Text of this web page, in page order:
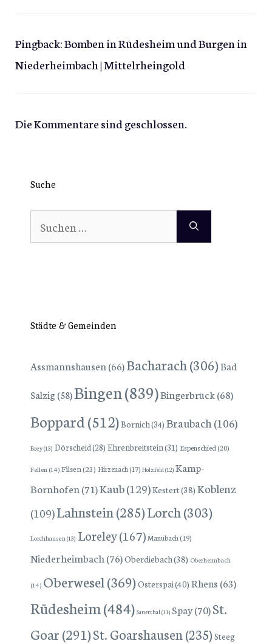
Pingback:Bomben in Rüdesheim und Burgen in
Niederheimbach | Mittelrheingold
Die Kommentare sind geschlossen.
Suche
Suchen
nach:
Städte & Gemeinden
Assmannshausen (66)Bacharach(306)Bad
Salzig(58)Bingen(839)Bingerbrück(68)
Boppard (512)Bornich(34) Braubach (106)
Brey(13) Dörscheid(28) Ehrenbreitstein(31) Espenschied (20)
Fellen (14) Filsen(23) Hirzenach (17) Holzfeld (12) Kamp-
Bornhofen (71)Kaub(129)Kestert(38) Koblenz
(109)Lahnstein(285)Lorch(303)
Lorchhausen (13) Loreley(167)Manubach (19)
Niederheimbach (76)Oberdiebach(38) Oberheimbach
(14) Oberwesel(369)Osterspai(40) Rhens (63)
Rüdesheim(484) Sauerthal (11) Spay(70)St.
Goar(291)St. Goarshausen (235) Steeg